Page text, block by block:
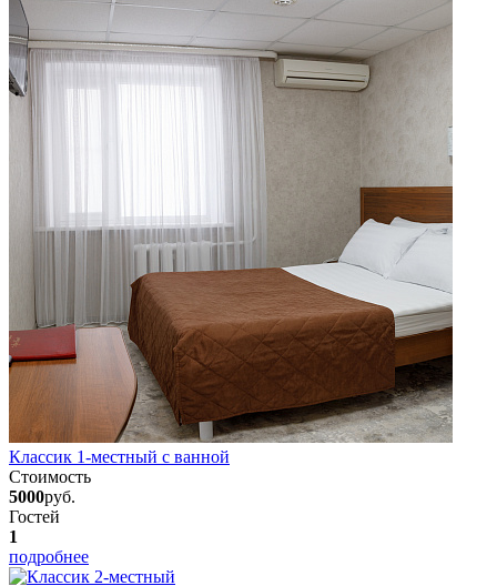
Классик 1-местный с ванной
Стоимость
5000руб.
Гостей
1
подробнее